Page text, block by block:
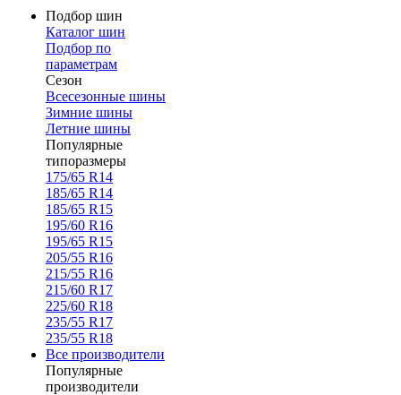
Подбор шин
Каталог шин
Подбор по
параметрам
Сезон
Всесезонные шины
Зимние шины
Летние шины
Популярные
типоразмеры
175/65 R14
185/65 R14
185/65 R15
195/60 R16
195/65 R15
205/55 R16
215/55 R16
215/60 R17
225/60 R18
235/55 R17
235/55 R18
Все производители
Популярные
производители